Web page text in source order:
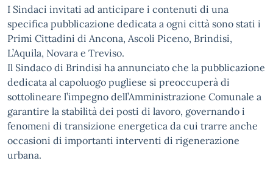
I Sindaci invitati ad anticipare i contenuti di una
specifica pubblicazione dedicata a ogni città sono stati i
Primi Cittadini di Ancona, Ascoli Piceno, Brindisi,
L’Aquila, Novara e Treviso.
Il Sindaco di Brindisi ha annunciato che la pubblicazione
dedicata al capoluogo pugliese si preoccuperà di
sottolineare l’impegno dell’Amministrazione Comunale a
garantire la stabilità dei posti di lavoro, governando i
fenomeni di transizione energetica da cui trarre anche
occasioni di importanti interventi di rigenerazione
urbana.